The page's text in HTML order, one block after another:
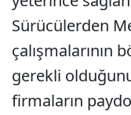
Sürücülerden
çalışmalarının
gerekli
firmaların